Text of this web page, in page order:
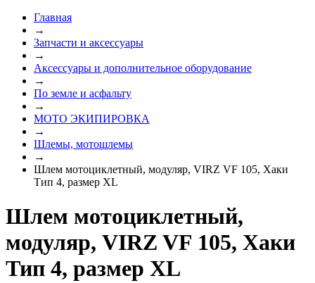
Главная
→
Запчасти и аксессуары
→
Аксессуары и дополнительное оборудование
→
По земле и асфальту
→
МОТО ЭКИПИРОВКА
→
Шлемы, мотошлемы
→
Шлем мотоциклетный, модуляр, VIRZ VF 105, Хаки
Тип 4, размер XL
Шлем мотоциклетный,
модуляр, VIRZ VF 105, Хаки
Тип 4, размер XL